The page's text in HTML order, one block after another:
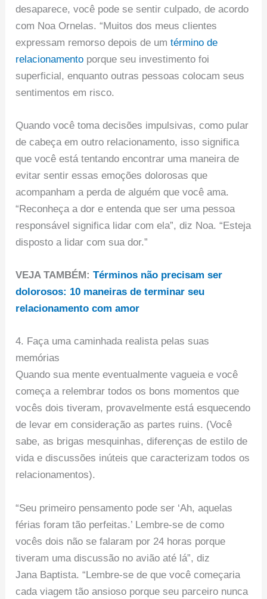
desaparece, você pode se sentir culpado, de acordo
com Noa Ornelas. “Muitos dos meus clientes
expressam remorso depois de umtérmino de
relacionamento porque seu investimento foi
superficial, enquanto outras pessoas colocam seus
sentimentos em risco.
Quando você toma decisões impulsivas, como pular
de cabeça em outro relacionamento, isso significa
que você está tentando encontrar uma maneira de
evitar sentir essas emoções dolorosas que
acompanham a perda de alguém que você ama.
“Reconheça a dor e entenda que ser uma pessoa
responsável significa lidar com ela”, diz Noa. “Esteja
disposto a lidar com sua dor.”
VEJA TAMBÉM:Términos não precisam ser
dolorosos: 10 maneiras de terminar seu
relacionamento com amor
4. Faça uma caminhada realista pelas suas
memórias
Quando sua mente eventualmente vagueia e você
começa a relembrar todos os bons momentos que
vocês dois tiveram, provavelmente está esquecendo
de levar em consideração as partes ruins. (Você
sabe, as brigas mesquinhas, diferenças de estilo de
vida e discussões inúteis que caracterizam todos os
relacionamentos).
“Seu primeiro pensamento pode ser ‘Ah, aquelas
férias foram tão perfeitas.’ Lembre-se de como
vocês dois não se falaram por 24 horas porque
tiveram uma discussão no avião até lá”, diz
Jana Baptista. “Lembre-se de que você começaria
cada viagem tão ansioso porque seu parceiro nunca